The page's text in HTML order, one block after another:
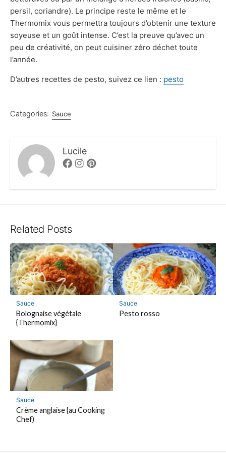
persil, coriandre). Le principe reste le même et le
Thermomix vous permettra toujours d’obtenir une texture
soyeuse et un goût intense. C’est la preuve qu’avec un
peu de créativité, on peut cuisiner zéro déchet toute
l’année.
D’autres recettes de pesto, suivez ce lien : pesto
Categories: Sauce
Lucile
FacebookInstagram
Pinterest
Related Posts
Sauce
Bolognaise végétale
{Thermomix}
Sauce
Pesto rosso
Sauce
Crème anglaise {au Cooking
Chef)